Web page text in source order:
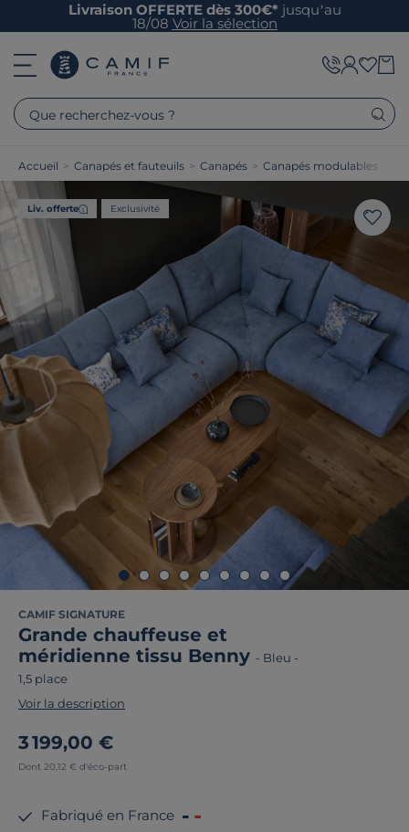
Livraison OFFERTE dès 300€* jusqu’au
18/08 Voir la sélection
Que recherchez-vous ?
Accueil > Canapés et fauteuils > Canapés > Canapés modulables
Liv. offerte Exclusivité
CAMIF SIGNATURE
Grande chauffeuse et
méridienne tissu Benny - Bleu -
1,5 place
Voir la description
3 199,00 €
Dont 20,12 € d'éco-part
Fabriqué en France